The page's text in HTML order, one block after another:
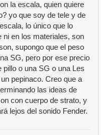
la escala, quien quiere
yo que soy de tele y de
lo único que lo
ni en los materiales, son
supongo que el peso
SG, pero por ese precio
pillo o una SG o una Les
pepinaco. Creo que a
las ideas de
con cuerpo de strato, y
lejos del sonido Fender.